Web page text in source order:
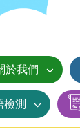
於我們
檢測